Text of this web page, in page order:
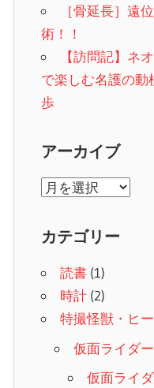
［骨延長］遠
術！！
【訪問記】ネ
で楽しむ名護の動
歩
アーカイブ
ア
カ
ブ
カテゴリー
読書(1)
時計(2)
特撮怪獣・ヒ
仮面ライダ
仮面ライ